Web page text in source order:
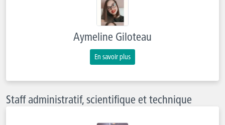
Aymeline Giloteau
En savoir plus
Staff administratif, scientifique et technique